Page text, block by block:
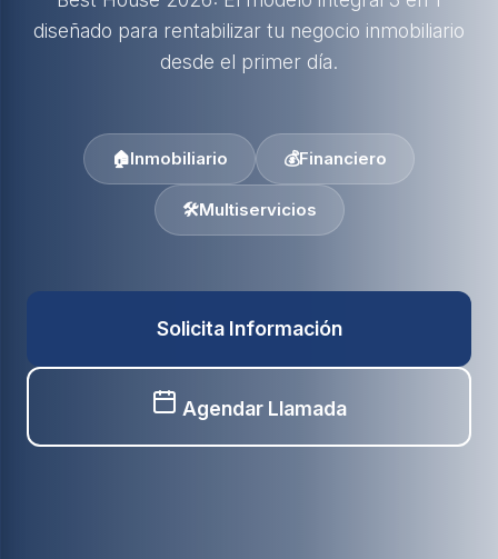
diseñado para rentabilizar tu negocio inmobiliario
desde el primer día.
🏠Inmobiliario 💰Financiero
🛠️Multiservicios
Solicita Información
Agendar Llamada